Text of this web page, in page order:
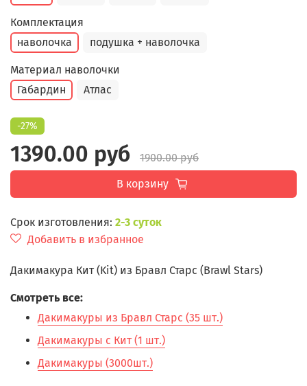
Срок изготовления: 2-3 суток
Добавить в избранное
Комплектация
наволочка
подушка + наволочка
Материал наволочки
Габардин
Атлас
-27%
1390.00 руб
1900.00 руб
В корзину
Дакимакура Кит (Kit) из Бравл Старс (Brawl Stars)
Смотреть все:
Дакимакуры из Бравл Старс (35 шт.)
Дакимакуры с Кит (1 шт.)
Дакимакуры (3000шт.)